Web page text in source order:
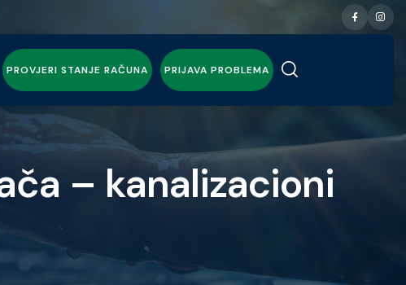
PROVJERI STANJE RAČUNA PRIJAVA PROBLEMA
– kanalizacioni